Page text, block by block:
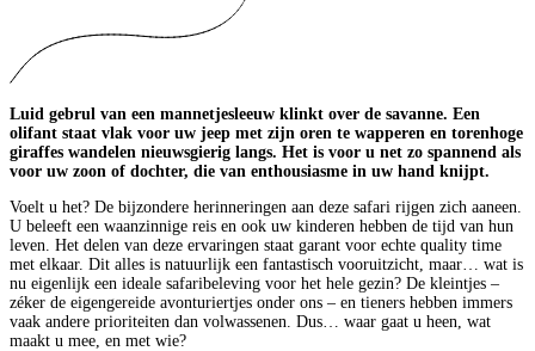
Luid gebrul van een mannetjesleeuw klinkt over de savanne. Een
olifant staat vlak voor uw jeep met zijn oren te wapperen en torenhoge
giraffes wandelen nieuwsgierig langs. Het is voor u net zo spannend als
voor uw zoon of dochter, die van enthousiasme in uw hand knijpt.
Voelt u het? De bijzondere herinneringen aan deze safari rijgen zich aaneen.
U beleeft een waanzinnige reis en ook uw kinderen hebben de tijd van hun
leven. Het delen van deze ervaringen staat garant voor echte quality time
met elkaar. Dit alles is natuurlijk een fantastisch vooruitzicht, maar… wat is
nu eigenlijk een ideale safaribeleving voor het hele gezin? De kleintjes –
zéker de eigengereide avonturiertjes onder ons – en tieners hebben immers
vaak andere prioriteiten dan volwassenen. Dus… waar gaat u heen, wat
maakt u mee, en met wie?